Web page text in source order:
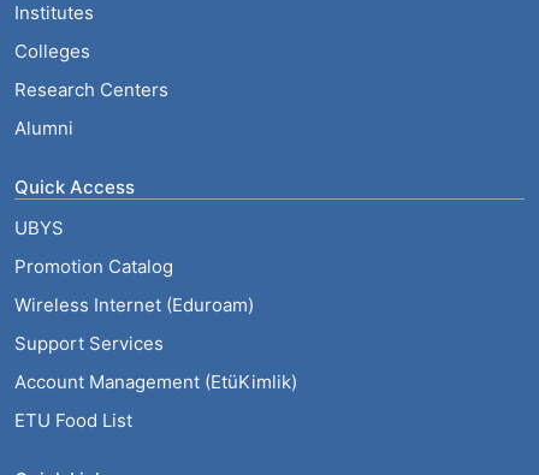
Institutes
Colleges
Research Centers
Alumni
Quick Access
UBYS
Promotion Catalog
Wireless Internet (Eduroam)
Support Services
Account Management (EtüKimlik)
ETU Food List